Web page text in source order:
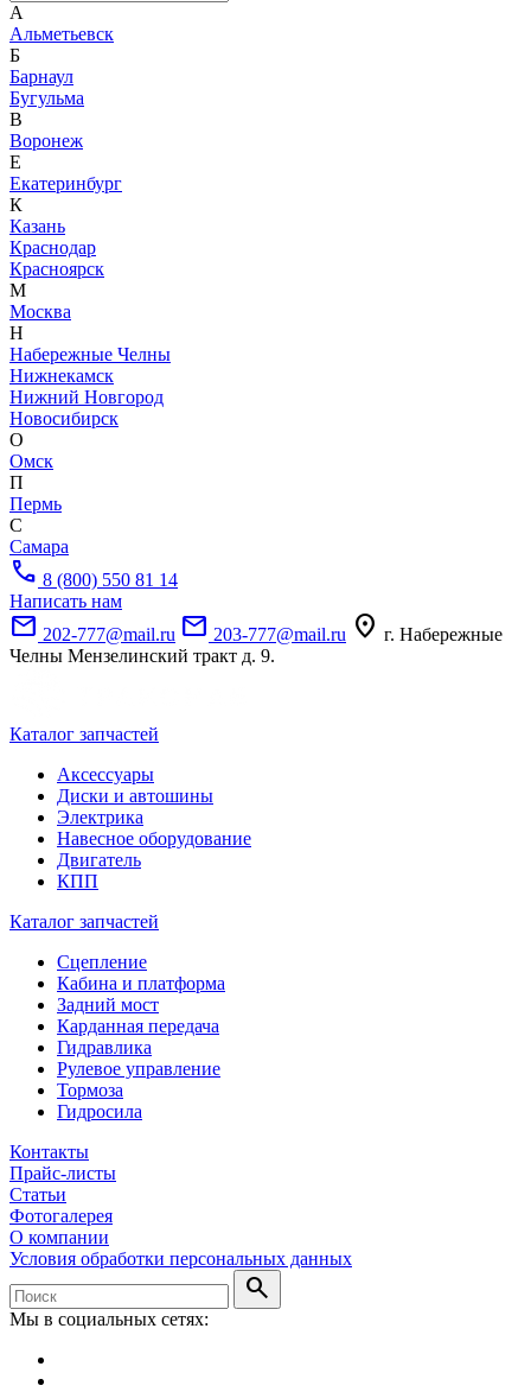
А
Альметьевск
Б
Барнаул
Бугульма
В
Воронеж
Е
Екатеринбург
К
Казань
Краснодар
Красноярск
М
Москва
Н
Набережные Челны
Нижнекамск
Нижний Новгород
Новосибирск
О
Омск
П
Пермь
С
Самара
call 8 (800) 550 81 14
Написать нам
mail 202-777@mail.ru mail 203-777@mail.ru location_on г. Набережные
Челны Мензелинский тракт д. 9.
Каталог запчастей
Аксессуары
Диски и автошины
Электрика
Навесное оборудование
Двигатель
КПП
Каталог запчастей
Сцепление
Кабина и платформа
Задний мост
Карданная передача
Гидравлика
Рулевое управление
Тормоза
Гидросила
Контакты
Прайс-листы
Статьи
Фотогалерея
О компании
Условия обработки персональных данных
search
Мы в социальных сетях: